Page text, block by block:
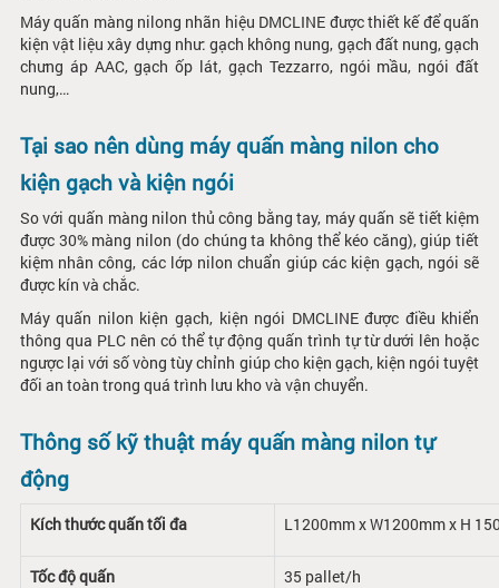
Máy quấn màng nilong nhãn hiệu DMCLINE được thiết kế để quấn
kiện vật liệu xây dựng như: gạch không nung, gạch đất nung, gạch
chưng áp AAC, gạch ốp lát, gạch Tezzarro, ngói mầu, ngói đất
nung,…
Tại sao nên dùng máy quấn màng nilon cho
kiện gạch và kiện ngói
So với quấn màng nilon thủ công bằng tay, máy quấn sẽ tiết kiệm
được 30% màng nilon (do chúng ta không thể kéo căng), giúp tiết
kiệm nhân công, các lớp nilon chuẩn giúp các kiện gạch, ngói sẽ
được kín và chắc.
Máy quấn nilon kiện gạch, kiện ngói DMCLINE được điều khiển
thông qua PLC nên có thể tự động quấn trình tự từ dưới lên hoặc
ngược lại với số vòng tùy chỉnh giúp cho kiện gạch, kiện ngói tuyệt
đối an toàn trong quá trình lưu kho và vận chuyển.
Thông số kỹ thuật máy quấn màng nilon tự
động
Kích thước quấn tối đa L1200mm x W1200mm x H
Tốc độ quấn 35 pallet/h